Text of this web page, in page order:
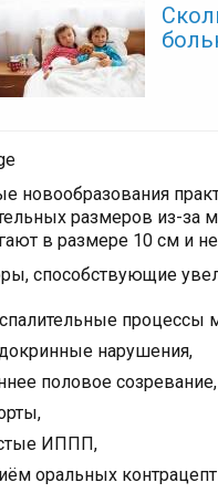
новообразования
размеров из-за
в размере 10 см и
способствующие
процессы
нарушения,
половое созревание,
ИППП,
оральных